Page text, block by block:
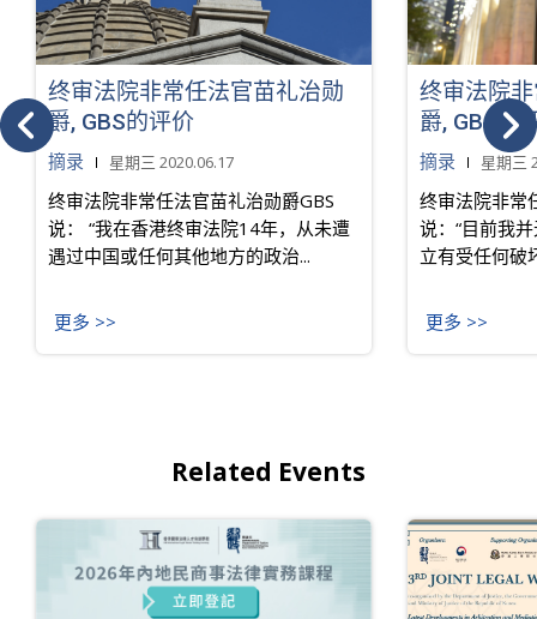
终审法院非常任法官苗礼治勋
爵, GBS的评价
摘录 星期三 2020.06.17
终审法院非常任法官苗礼治勋爵GBS
说： “我在香港终审法院14年，从未遭
遇过中国或任何其他地方的政治...
更多 >>
终审法院
爵, GBS的
摘录 星期三
终审法院非常
说：“目前我
立有受任何破
更多 >>
Related Events